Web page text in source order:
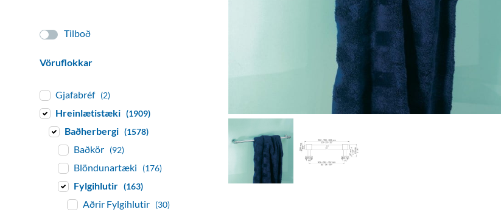
Tilboð
Vöruflokkar
Gjafabréf (2)
Hreinlætistæki (1909)
Baðherbergi (1578)
Baðkör (92)
Blöndunartæki (176)
Fylgihlutir (163)
Aðrir Fylgihlutir (30)